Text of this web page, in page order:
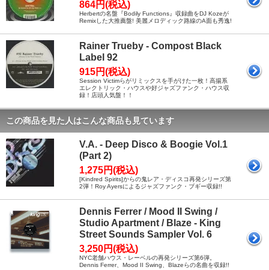
864円(税込)
Herbertの名盤『Bodily Functions』収録曲をDJ Kozeが
Remixした大推薦盤! 美麗メロディック路線のA面も秀逸!
Rainer Trueby - Compost Black
Label 92
915円(税込)
Session Victimらがリミックスを手がけた一枚！高揚系
エレクトリック・ハウスや好ジャズファンク・ハウス収
録！店頭人気盤！！
この商品を見た人はこんな商品も見ています
V.A. - Deep Disco & Boogie Vol.1
(Part 2)
1,275円(税込)
[Kindred Spirits]からの鬼レア・ディスコ再発シリーズ第
2弾！Roy Ayersによるジャズファンク・ブギー収録!!
Dennis Ferrer / Mood II Swing /
Studio Apartment / Blaze - King
Street Sounds Sampler Vol. 6
3,250円(税込)
NYC老舗ハウス・レーベルの再発シリーズ第6弾。
Dennis Ferrer、Mood II Swing、Blazeらの名曲を収録!!